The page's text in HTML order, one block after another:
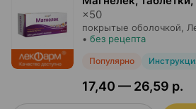
×50
покрытые оболочкой,
• без рецепта
Популярно
17,40 — 26,59 р.